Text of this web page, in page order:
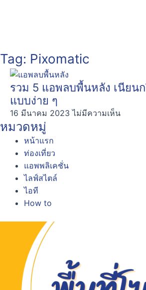
Tag: Pixomatic
รวม 5 แอพลบพื้นหลัง เนียน
แบบง่าย ๆ
16 มีนาคม 2023ไม่มีความเห็น
หมวดหมู่
หน้าแรก
ท่องเที่ยว
แอพพลิเคชั่น
ไลฟ์สไตล์
ไอที
How to